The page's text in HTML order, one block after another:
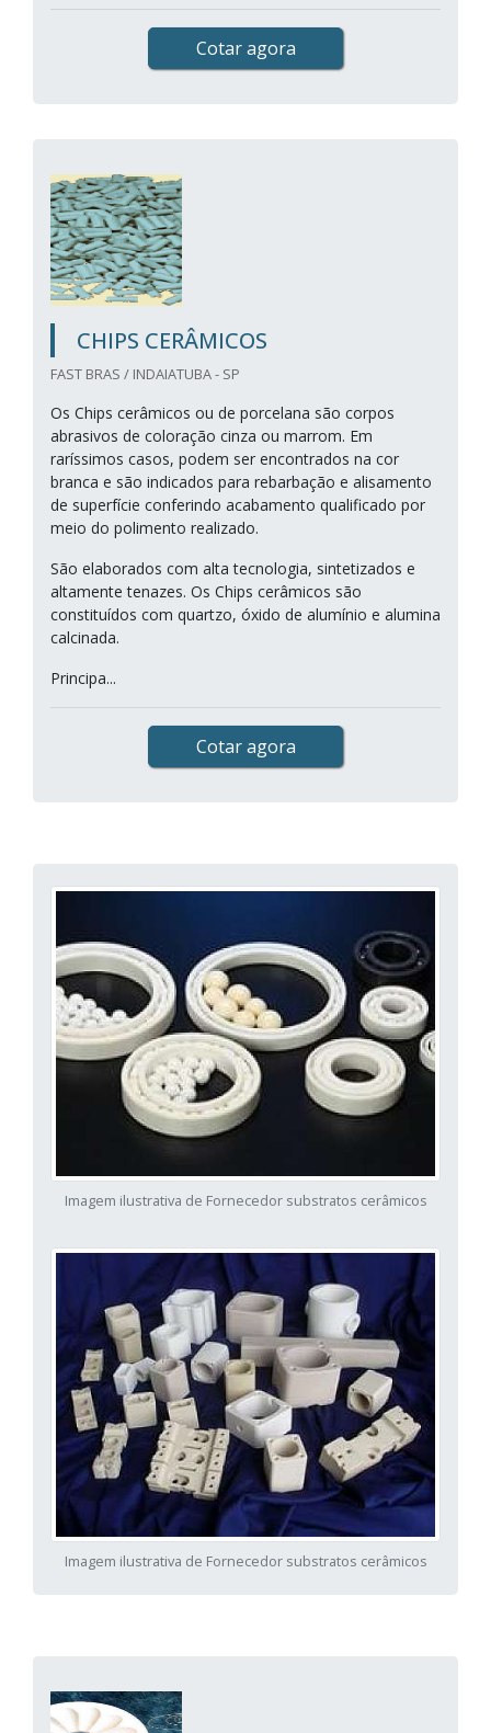
Cotar agora
CHIPS CERÂMICOS
FAST BRAS / INDAIATUBA - SP
Os Chips cerâmicos ou de porcelana são corpos
abrasivos de coloração cinza ou marrom. Em
raríssimos casos, podem ser encontrados na cor
branca e são indicados para rebarbação e alisamento
de superfície conferindo acabamento qualificado por
meio do polimento realizado.
São elaborados com alta tecnologia, sintetizados e
altamente tenazes. Os Chips cerâmicos são
constituídos com quartzo, óxido de alumínio e alumina
calcinada.
Principa...
Cotar agora
Imagem ilustrativa de Fornecedor substratos cerâmicos
Imagem ilustrativa de Fornecedor substratos cerâmicos